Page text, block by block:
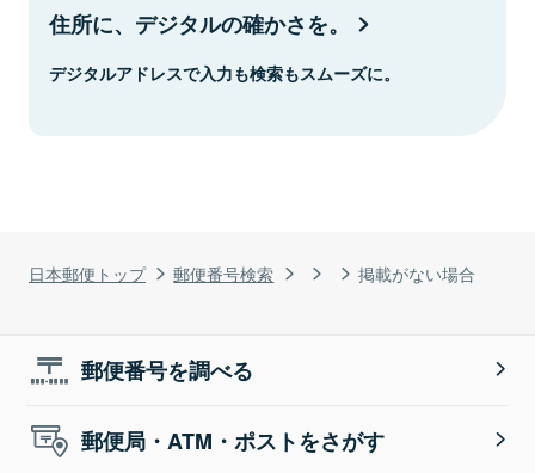
日本郵便トップ 郵便番号検索 掲載がない場合
住所に、デジタルの確かさを。
デジタルアドレスで入力も検索もスムーズに。
郵便番号を調べる
郵便局・ATM・ポストをさがす